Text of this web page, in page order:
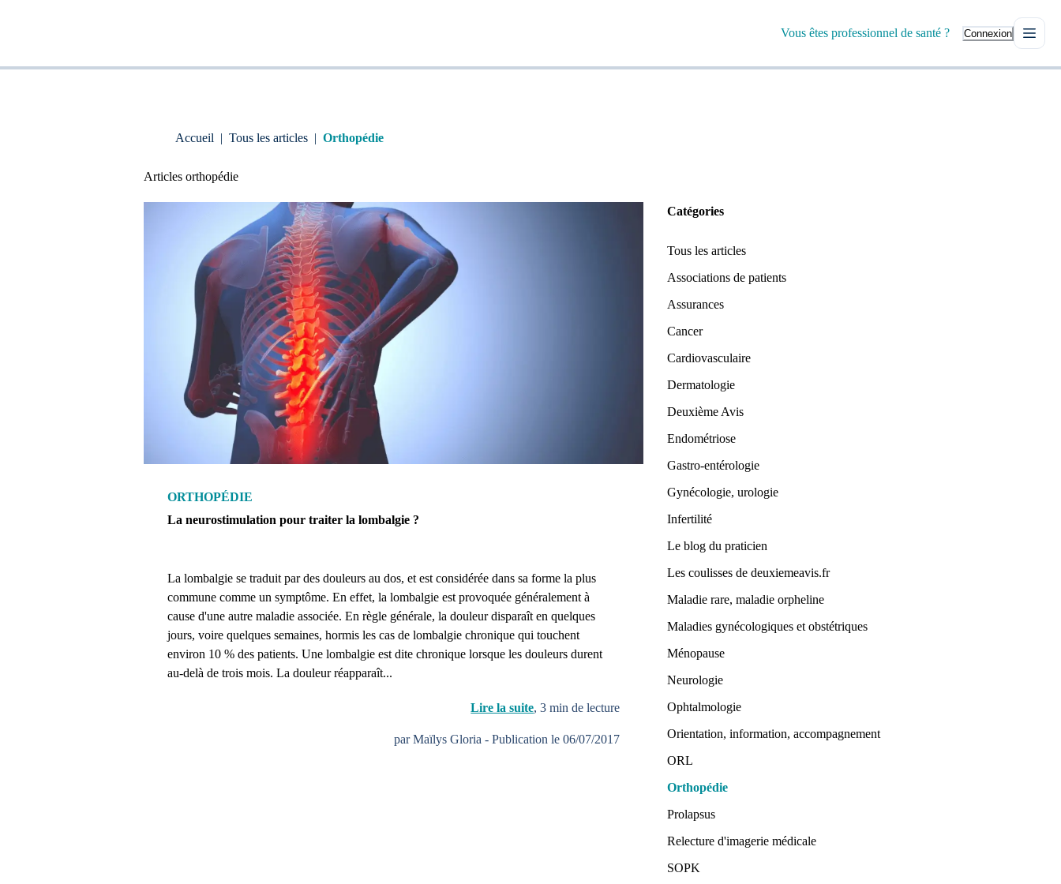
Vous êtes professionnel de santé ? Connexion
Accueil | Tous les articles | Orthopédie
Articles orthopédie
ORTHOPÉDIE
La neurostimulation pour traiter la lombalgie ?
La lombalgie se traduit par des douleurs au dos, et est considérée dans sa forme la plus
commune comme un symptôme. En effet, la lombalgie est provoquée généralement à
cause d'une autre maladie associée. En règle générale, la douleur disparaît en quelques
jours, voire quelques semaines, hormis les cas de lombalgie chronique qui touchent
environ 10 % des patients. Une lombalgie est dite chronique lorsque les douleurs durent
au-delà de trois mois. La douleur réapparaît...
Lire la suite, 3 min de lecture
par Maïlys Gloria- Publication le 06/07/2017
Catégories
Tous les articles
Associations de patients
Assurances
Cancer
Cardiovasculaire
Dermatologie
Deuxième Avis
Endométriose
Gastro-entérologie
Gynécologie, urologie
Infertilité
Le blog du praticien
Les coulisses de deuxiemeavis.fr
Maladie rare, maladie orpheline
Maladies gynécologiques et obstétriques
Ménopause
Neurologie
Ophtalmologie
Orientation, information, accompagnement
ORL
Orthopédie
Prolapsus
Relecture d'imagerie médicale
SOPK